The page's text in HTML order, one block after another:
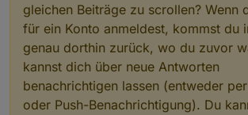
gleichen Beiträge zu scrollen? Wenn
für ein Konto anmeldest, kommst du
genau dorthin zurück, wo du zuvor
kannst dich über neue Antworten
benachrichtigen lassen (entweder
oder Push-Benachrichtigung). Du